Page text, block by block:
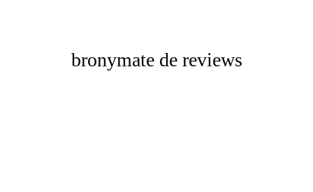
bronymate de reviews